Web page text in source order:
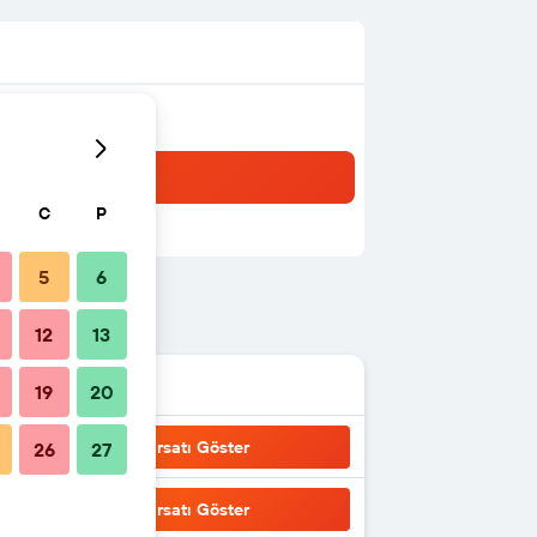
Fırsatı Göster
Fırsatı Göster
C P
5 6
12 13
19 20
26 27